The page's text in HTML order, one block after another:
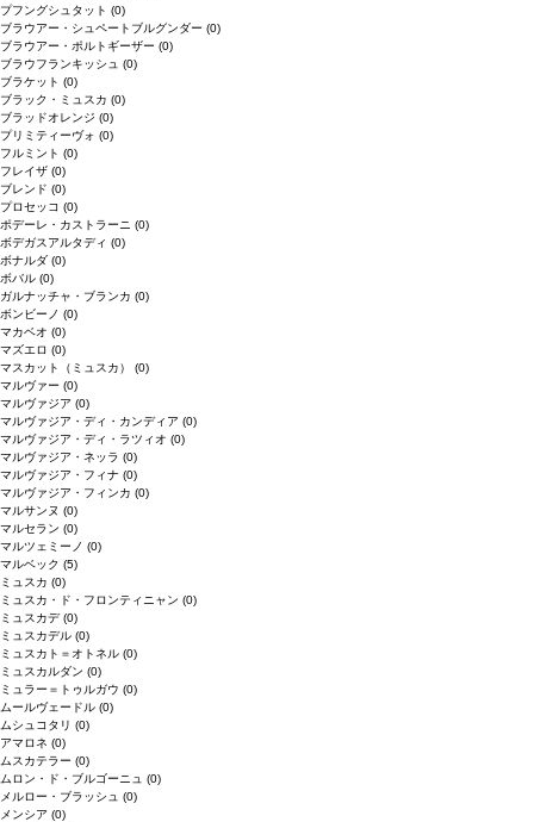
プフングシュタット (0)
ブラウアー・シュペートブルグンダー (0)
ブラウアー・ポルトギーザー (0)
ブラウフランキッシュ (0)
ブラケット (0)
ブラック・ミュスカ (0)
ブラッドオレンジ (0)
プリミティーヴォ (0)
フルミント (0)
フレイザ (0)
ブレンド (0)
プロセッコ (0)
ポデーレ・カストラーニ (0)
ボデガスアルタディ (0)
ボナルダ (0)
ボバル (0)
ガルナッチャ・ブランカ (0)
ボンビーノ (0)
マカベオ (0)
マズエロ (0)
マスカット（ミュスカ） (0)
マルヴァー (0)
マルヴァジア (0)
マルヴァジア・ディ・カンディア (0)
マルヴァジア・ディ・ラツィオ (0)
マルヴァジア・ネッラ (0)
マルヴァジア・フィナ (0)
マルヴァジア・フィンカ (0)
マルサンヌ (0)
マルセラン (0)
マルツェミーノ (0)
マルベック (5)
ミュスカ (0)
ミュスカ・ド・フロンティニャン (0)
ミュスカデ(0)
ミュスカデル (0)
ミュスカト＝オトネル (0)
ミュスカルダン (0)
ミュラー＝トゥルガウ (0)
ムールヴェードル (0)
ムシュコタリ (0)
アマロネ (0)
ムスカテラー (0)
ムロン・ド・ブルゴーニュ (0)
メルロー・ブラッシュ (0)
メンシア (0)